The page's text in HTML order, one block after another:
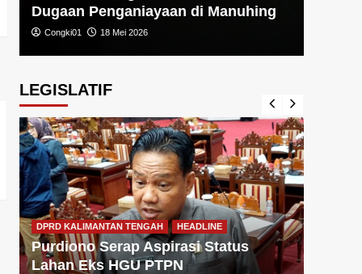
Dugaan Penganiayaan di Manuhing
Congki01 18 Mei 2026
LEGISLATIF
DPRD KALIMANTAN TENGAH HEADLINE
Purdiono Serap Aspirasi Status
Lahan Eks HGU PTPN